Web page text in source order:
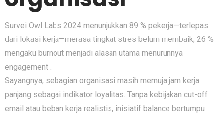
Survei Owl Labs 2024 menunjukkan 89 % pekerja—terlepas
dari lokasi kerja—merasa tingkat stres belum membaik; 26 %
mengaku burnout menjadi alasan utama menurunnya
engagement .
Sayangnya, sebagian organisasi masih memuja jam kerja
panjang sebagai indikator loyalitas. Tanpa kebijakan cut-off
email atau beban kerja realistis, inisiatif balance bertumpu